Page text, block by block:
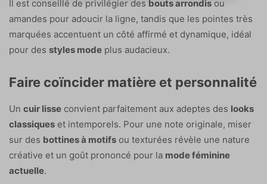
Il est conseillé de privilégier des bouts arrondis ou
amandes pour adoucir la ligne, tandis que les pointes très
marquées accentuent un côté affirmé et dynamique, idéal
pour des styles mode plus audacieux.
Faire coïncider matière et personnalité
Un cuir lisse convient parfaitement aux adeptes des looks
classiques et intemporels. Pour une note originale, miser
sur des bottines à motifs ou texturées révèle une nature
créative et un goût prononcé pour la mode féminine
actuelle.